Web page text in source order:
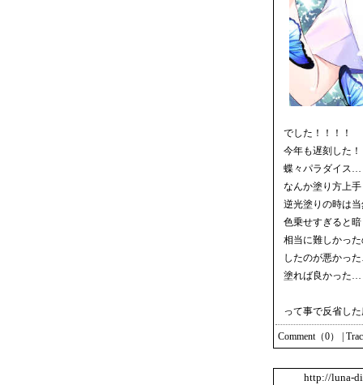
でした！！！！
今年も遅刻した！
蝶々パラダイス…
なんか塗り方上
逆光塗りの時は
色乗せすぎると
相当に難しかっ
したのが悪かっ
塗れば良かった…
って事で反省し
Comment（0）
http://luna-